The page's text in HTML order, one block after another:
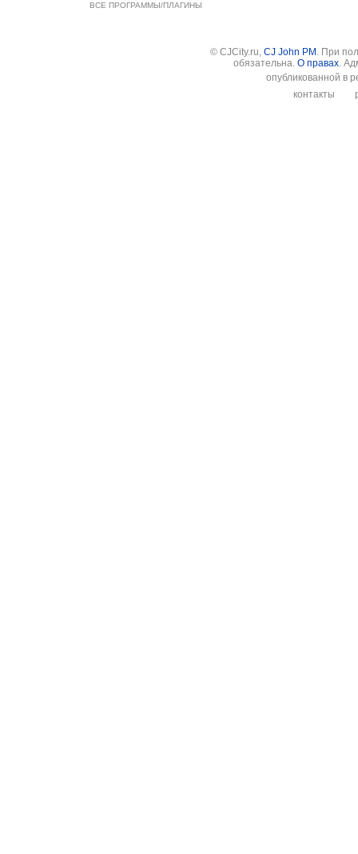
ВСЕ ПРОГРАММЫ/ПЛАГИНЫ
© CJCity.ru, CJ John PM . При
обязательна. О правах.
опубликованной в
контакты